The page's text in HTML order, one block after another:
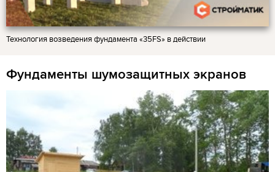
Технология возведения фундамента «35FS» в действии
Фундаменты шумозащитных экранов